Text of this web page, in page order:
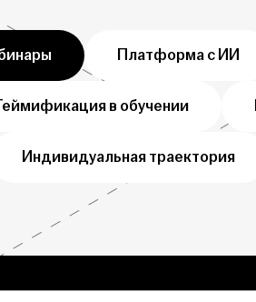
Платформа с ИИ
в обучении
Индивидуальная траектория